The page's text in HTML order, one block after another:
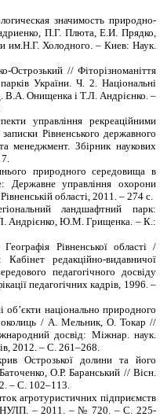
значимость природно-
П.Г. Плюта, Е.И. Прядко,
Холодного. – Киев: Наук.
Острозький // Фіторізноманіття
України. Ч. 2. Національні
В.А. Онищенка і Т.Л. Андрієнко. –
управління рекреаційними
Рівненського державного
менеджмент. Збірник наукових
природного середовища в
Державне управління охорони
області, 2011. – 274 с.
ландшафтний парк:
Андрієнко, Ю.М. Грищенка. – К.:
Географія Рівненської області /
редакційно-видавничої
педагогічного досвіду
педагогічних кадрів, 1996. –
об’єкти національно природного
околиць / А. Мельник, О. Токар //
досвід: Міжнар. наук.
2012. – С. 261–268.
Острозької долини та його
О.Р. Баранський // Вісн.
– С. 102–113.
агротуристичних підприємств
НУЛП. – 2011. – № 720. – С. 225-